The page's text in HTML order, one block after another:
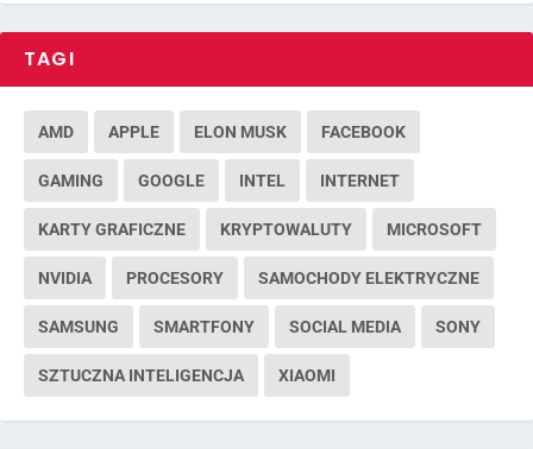
TAGI
AMD APPLE ELON MUSK FACEBOOK
GAMING GOOGLE INTEL INTERNET
KARTY GRAFICZNE KRYPTOWALUTY MICROSOFT
NVIDIA PROCESORY SAMOCHODY ELEKTRYCZNE
SAMSUNG SMARTFONY SOCIAL MEDIA SONY
SZTUCZNA INTELIGENCJA XIAOMI